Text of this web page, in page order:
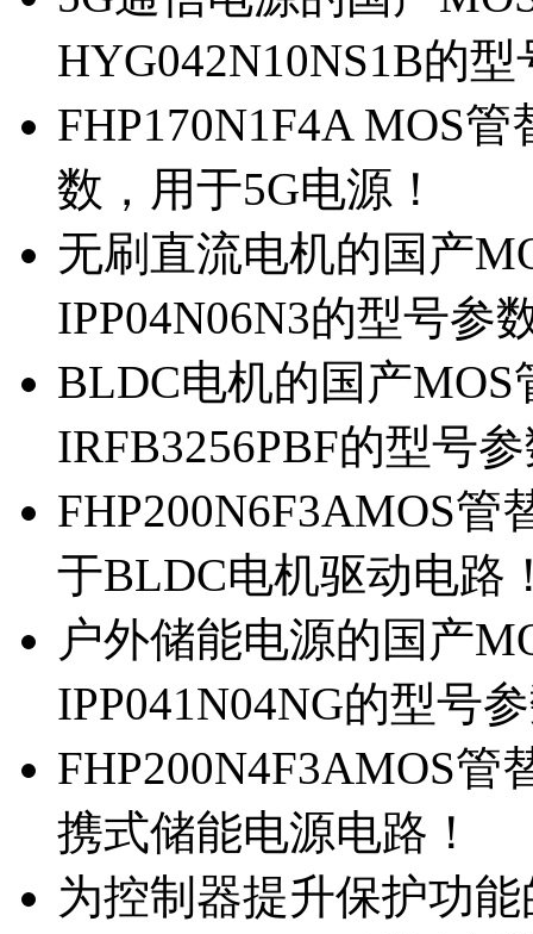
HYG042N10NS1B的
FHP170N1F4A MOS
数，用于5G电源！
无刷直流电机的国产
IPP04N06N3的型号参
BLDC电机的国产MOS
IRFB3256PBF的型号
FHP200N6F3AMOS管
于BLDC电机驱动电路
户外储能电源的国产
IPP041N04NG的型号
FHP200N4F3AMOS管
携式储能电源电路！
为控制器提升保护功